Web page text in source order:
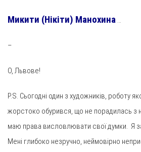
Микити (Нікіти) Манохина …
–
О, Львове!
P.S. Сьогодні один з художників, роботу
жорстоко обурився, що не порадилась з
маю права висловлювати свої думки. Я
Мені глибоко незручно, неймовірно